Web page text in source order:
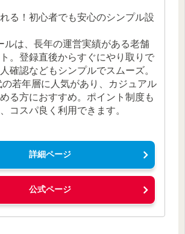
る！初心者でも安心のシンプル設
ルは、長年の運営実績がある老舗
。登録直後からすぐにやり取りで
確認などもシンプルでスムーズ。
若年層に人気があり、カジュアル
る方におすすめ。ポイント制度も
コスパ良く利用できます。
詳細ページ
公式ページ